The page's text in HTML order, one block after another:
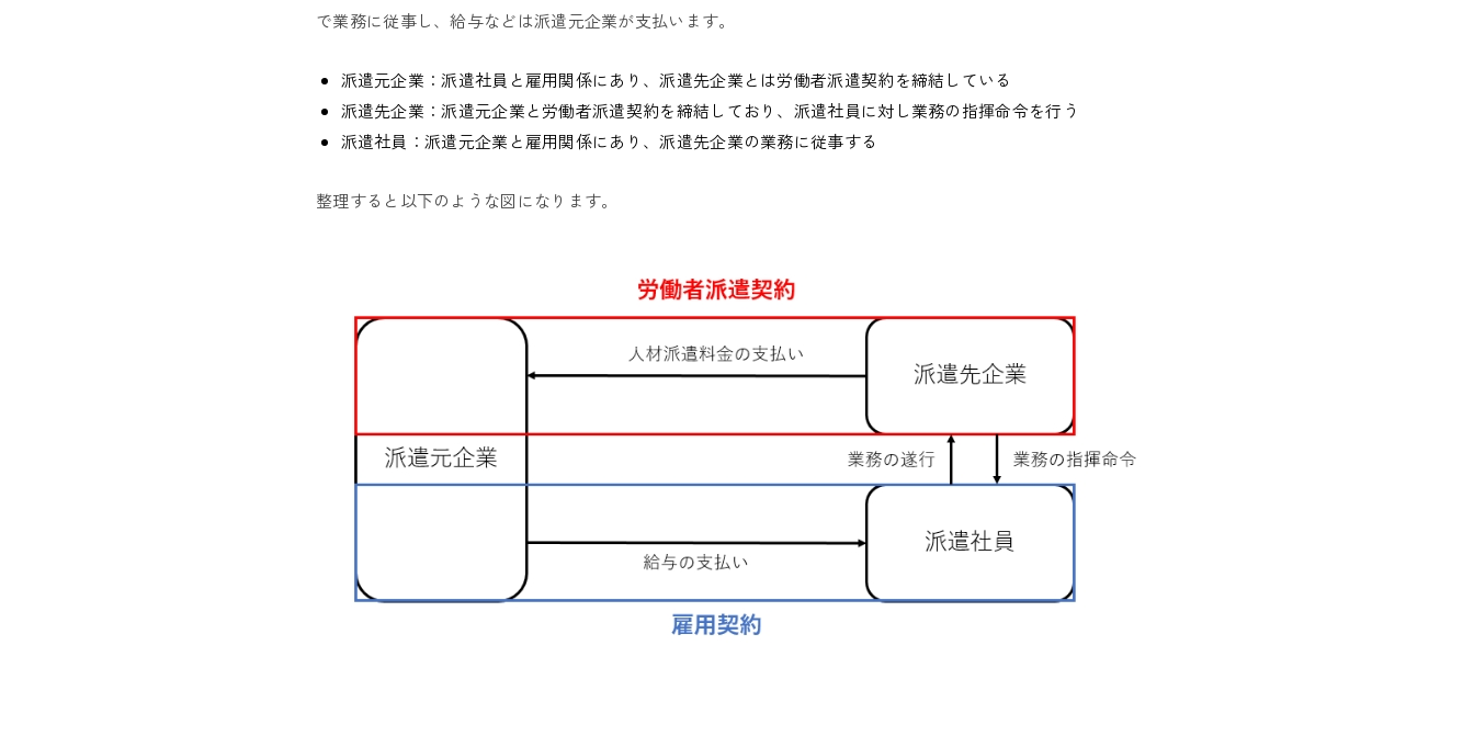
で業務に従事し、給与などは派遣元企業が支払います。
派遣元企業：派遣社員と雇用関係にあり、派遣先企業とは労働者派遣契約を締結している
派遣先企業：派遣元企業と労働者派遣契約を締結しており、派遣社員に対し業務の指揮命令を行う
派遣社員：派遣元企業と雇用関係にあり、派遣先企業の業務に従事する
整理すると以下のような図になります。